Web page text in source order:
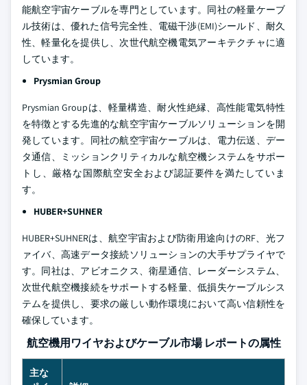
能航空宇宙ケーブルを専門としています。同社の軽量ケーブ
ル技術は、優れた信号完全性、電磁干渉(EMI)シールド、耐久
性、軽量化を提供し、次世代航空機電気アーキテクチャに適
しています。
Prysmian Group
Prysmian Groupは、軽量構造、耐火性絶縁、高性能電気特性
を特徴とする先進的な航空宇宙ケーブルソリューションを開
発しています。同社の航空宇宙ケーブルは、電力伝送、デー
タ通信、ミッションクリティカルな航空機システムをサポー
トし、厳格な国際航空安全および認証要件を満たしていま
す。
HUBER+SUHNER
HUBER+SUHNERは、航空宇宙および防衛用途向けのRF、光フ
ァイバ、高速データ接続ソリューションの大手サプライヤで
す。同社は、アビオニクス、衛星通信、レーダーシステム、
次世代航空機接続をサポートする軽量、低損失ケーブルシス
テムを提供し、要求の厳しい動作環境において高い信頼性を
確保しています。
航空機用ワイヤおよびケーブル市場 レポートの属性
主な